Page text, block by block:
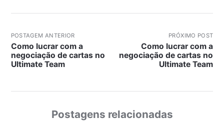
POSTAGEM ANTERIOR
Como lucrar com a
negociação de cartas no
Ultimate Team
PRÓXIMO POST
Como lucrar com a
negociação de cartas no
Ultimate Team
Postagens relacionadas